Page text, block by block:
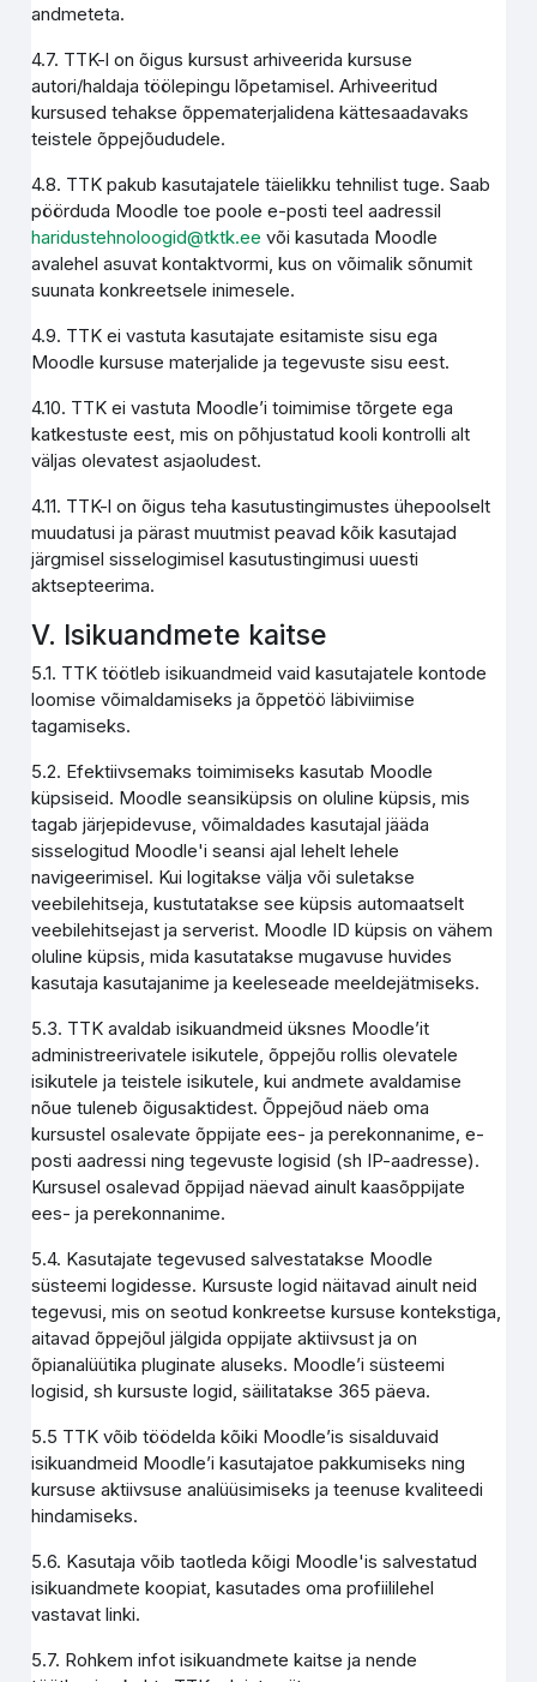
andmeteta.
4.7. TTK-l on õigus kursust arhiveerida kursuse
autori/haldaja töölepingu lõpetamisel. Arhiveeritud
kursused tehakse õppematerjalidena kättesaadavaks
teistele õppejõududele.
4.8. TTK pakub kasutajatele täielikku tehnilist tuge. Saab
pöörduda Moodle toe poole e-posti teel aadressil
haridustehnoloogid@tktk.ee või kasutada Moodle
avalehel asuvat kontaktvormi, kus on võimalik sõnumit
suunata konkreetsele inimesele.
4.9. TTK ei vastuta kasutajate esitamiste sisu ega
Moodle kursuse materjalide ja tegevuste sisu eest.
4.10. TTK ei vastuta Moodle’i toimimise tõrgete ega
katkestuste eest, mis on põhjustatud kooli kontrolli alt
väljas olevatest asjaoludest.
4.11. TTK-l on õigus teha kasutustingimustes ühepoolselt
muudatusi ja pärast muutmist peavad kõik kasutajad
järgmisel sisselogimisel kasutustingimusi uuesti
aktsepteerima.
V. Isikuandmete kaitse
5.1. TTK töötleb isikuandmeid vaid kasutajatele kontode
loomise võimaldamiseks ja õppetöö läbiviimise
tagamiseks.
5.2. Efektiivsemaks toimimiseks kasutab Moodle
küpsiseid. Moodle seansiküpsis on oluline küpsis, mis
tagab järjepidevuse, võimaldades kasutajal jääda
sisselogitud Moodle'i seansi ajal lehelt lehele
navigeerimisel. Kui logitakse välja või suletakse
veebilehitseja, kustutatakse see küpsis automaatselt
veebilehitsejast ja serverist. Moodle ID küpsis on vähem
oluline küpsis, mida kasutatakse mugavuse huvides
kasutaja kasutajanime ja keeleseade meeldejätmiseks.
5.3. TTK avaldab isikuandmeid üksnes Moodle’it
administreerivatele isikutele, õppejõu rollis olevatele
isikutele ja teistele isikutele, kui andmete avaldamise
nõue tuleneb õigusaktidest. Õppejõud näeb oma
kursustel osalevate õppijate ees- ja perekonnanime, e-
posti aadressi ning tegevuste logisid (sh IP-aadresse).
Kursusel osalevad õppijad näevad ainult kaasõppijate
ees- ja perekonnanime.
5.4. Kasutajate tegevused salvestatakse Moodle
süsteemi logidesse. Kursuste logid näitavad ainult neid
tegevusi, mis on seotud konkreetse kursuse kontekstiga,
aitavad õppejõul jälgida oppijate aktiivsust ja on
õpianalüütika pluginate aluseks. Moodle’i süsteemi
logisid, sh kursuste logid, säilitatakse 365 päeva.
5.5 TTK võib töödelda kõiki Moodle’is sisalduvaid
isikuandmeid Moodle’i kasutajatoe pakkumiseks ning
kursuse aktiivsuse analüüsimiseks ja teenuse kvaliteedi
hindamiseks.
5.6. Kasutaja võib taotleda kõigi Moodle'is salvestatud
isikuandmete koopiat, kasutades oma profiililehel
vastavat linki.
5.7. Rohkem infot isikuandmete kaitse ja nende